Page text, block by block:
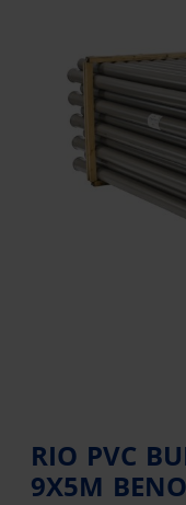
RIO PVC
9X5M